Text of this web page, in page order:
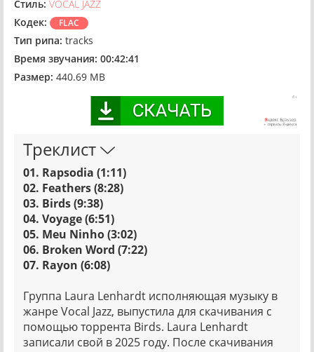
Стиль: VOCAL JAZZ
Кодек:
FLAC
Тип рипа: tracks
Время звучания: 00:42:41
Размер: 440.69 MB
Треклист
01. Rapsodia (1:11)
02. Feathers (8:28)
03. Birds (9:38)
04. Voyage (6:51)
05. Meu Ninho (3:02)
06. Broken Word (7:22)
07. Rayon (6:08)
Группа Laura Lenhardt исполняющая музыку в
жанре Vocal Jazz, выпустила для скачивания с
помощью торрента Birds. Laura Lenhardt
записали свой в 2025 году. После скачивания